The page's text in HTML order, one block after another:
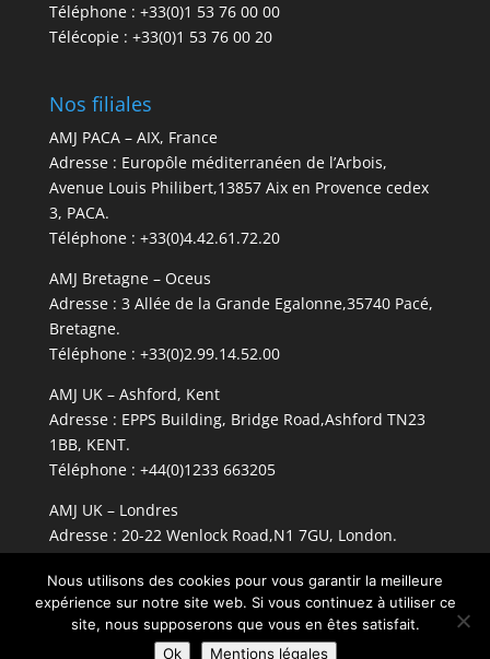
Téléphone : +33(0)1 53 76 00 00
Télécopie : +33(0)1 53 76 00 20
Nos filiales
AMJ PACA – AIX, France
Adresse : Europôle méditerranéen de l’Arbois,
Avenue Louis Philibert,13857 Aix en Provence cedex
3, PACA.
Téléphone : +33(0)4.42.61.72.20
AMJ Bretagne – Oceus
Adresse : 3 Allée de la Grande Egalonne,35740 Pacé,
Bretagne.
Téléphone : +33(0)2.99.14.52.00
AMJ UK – Ashford, Kent
Adresse : EPPS Building, Bridge Road,Ashford TN23
1BB, KENT.
Téléphone : +44(0)1233 663205
AMJ UK – Londres
Adresse : 20-22 Wenlock Road,N1 7GU, London.
Nous utilisons des cookies pour vous garantir la meilleure
expérience sur notre site web. Si vous continuez à utiliser ce
site, nous supposerons que vous en êtes satisfait.
Ok
Mentions légales